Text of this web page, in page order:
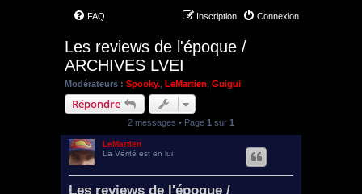
FAQ Connexion
Inscription
Les reviews de l'époque /
ARCHIVES LVEI
Modérateurs : Spooky. LeMartien Guigui
Répondre
2 messages • Page 1 sur 1
LeMartien
La Vérité est en lui
Les reviews de l'époque /